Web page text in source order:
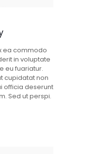
ea commodo
in voluptate
eu fuariatur.
cupidatat non
officia deserunt
Sed ut perspi.